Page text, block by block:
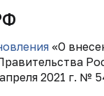
«О
2021 г. №